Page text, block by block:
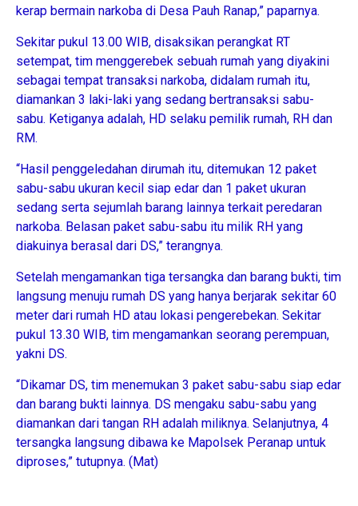
kerap bermain narkoba di Desa Pauh Ranap,” paparnya.
Sekitar pukul 13.00 WIB, disaksikan perangkat RT
setempat, tim menggerebek sebuah rumah yang diyakini
sebagai tempat transaksi narkoba, didalam rumah itu,
diamankan 3 laki-laki yang sedang bertransaksi sabu-
sabu. Ketiganya adalah, HD selaku pemilik rumah, RH dan
RM.
“Hasil penggeledahan dirumah itu, ditemukan 12 paket
sabu-sabu ukuran kecil siap edar dan 1 paket ukuran
sedang serta sejumlah barang lainnya terkait peredaran
narkoba. Belasan paket sabu-sabu itu milik RH yang
diakuinya berasal dari DS,” terangnya.
Setelah mengamankan tiga tersangka dan barang bukti, tim
langsung menuju rumah DS yang hanya berjarak sekitar 60
meter dari rumah HD atau lokasi pengerebekan. Sekitar
pukul 13.30 WIB, tim mengamankan seorang perempuan,
yakni DS.
“Dikamar DS, tim menemukan 3 paket sabu-sabu siap edar
dan barang bukti lainnya. DS mengaku sabu-sabu yang
diamankan dari tangan RH adalah miliknya. Selanjutnya, 4
tersangka langsung dibawa ke Mapolsek Peranap untuk
diproses,” tutupnya. (Mat)